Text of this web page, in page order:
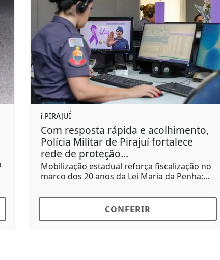
PIRAJUÍ
Com resposta rápida e acolhimento,
Polícia Militar de Pirajuí fortalece
rede de proteção...
Mobilização estadual reforça fiscalização no
marco dos 20 anos da Lei Maria da Penha;...
CONFERIR